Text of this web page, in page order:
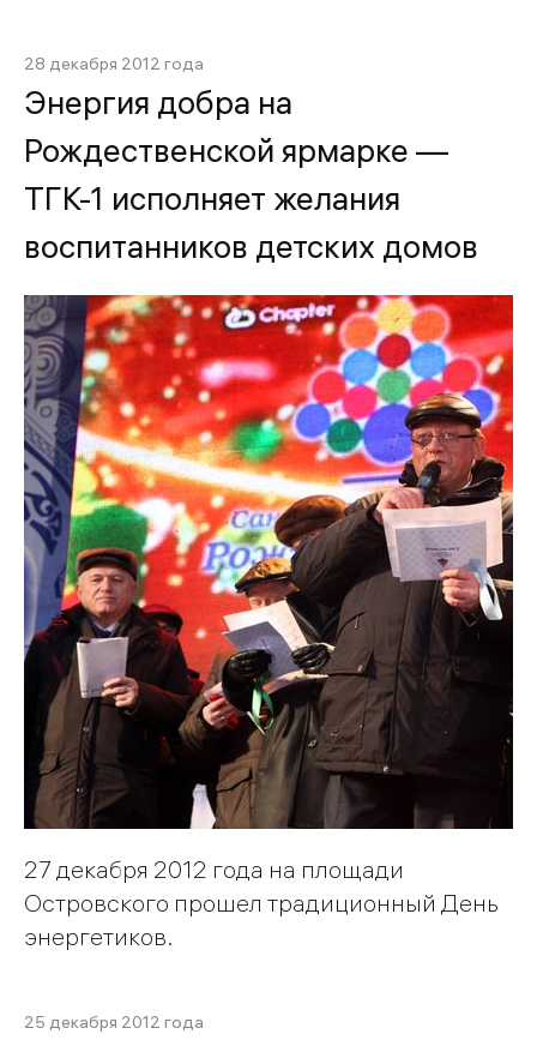
28 декабря 2012 года
Энергия добра на
Рождественской ярмарке —
ТГК-1 исполняет желания
воспитанников детских домов
27 декабря 2012 года на площади
Островского прошел традиционный День
энергетиков.
25 декабря 2012 года